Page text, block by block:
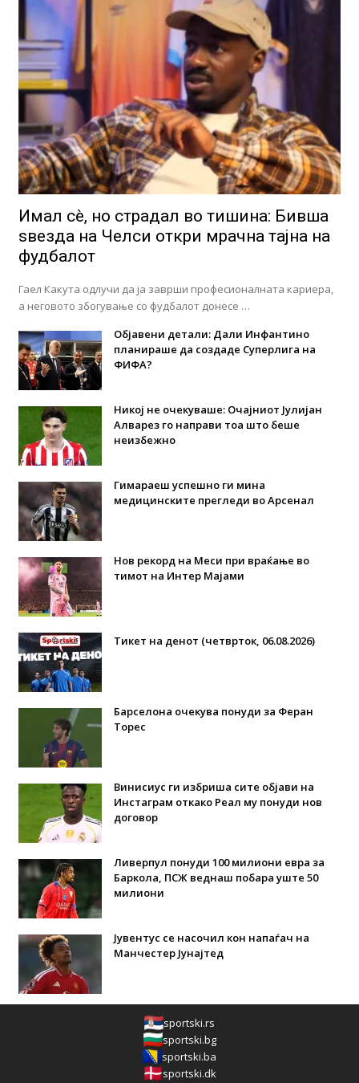
Имал сè, но страдал во тишина: Бивша
ѕвезда на Челси откри мрачна тајна на
фудбалот
Гаел Какута одлучи да ја заврши професионалната кариера,
а неговото збогување со фудбалот донесе …
Објавени детали: Дали Инфантино
планираше да создаде Суперлига на
ФИФА?
Никој не очекуваше: Очајниот Јулијан
Алварез го направи тоа што беше
неизбежно
Гимараеш успешно ги мина
медицинските прегледи во Арсенал
Нов рекорд на Меси при враќање во
тимот на Интер Мајами
Тикет на денот (четврток, 06.08.2026)
Барселона очекува понуди за Феран
Торес
Винисиус ги избриша сите објави на
Инстаграм откако Реал му понуди нов
договор
Ливерпул понуди 100 милиони евра за
Баркола, ПСЖ веднаш побара уште 50
милиони
Јувентус се насочил кон напаѓач на
Манчестер Јунајтед
sportski.rs
sportski.bg
sportski.ba
sportski.dk